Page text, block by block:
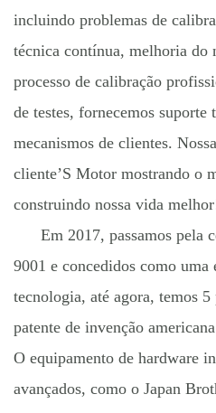
incluindo problemas de
técnica contínua, melhoria do
processo de calibração
de testes, fornecemos suporte
mecanismos de clientes.
cliente’S Motor mostrando o
construindo nossa vida
Em 2017, passamos pela
9001 e concedidos como uma
tecnologia, até agora, temos 5
patente de invenção
O equipamento de hardware
avançados, como o Japan